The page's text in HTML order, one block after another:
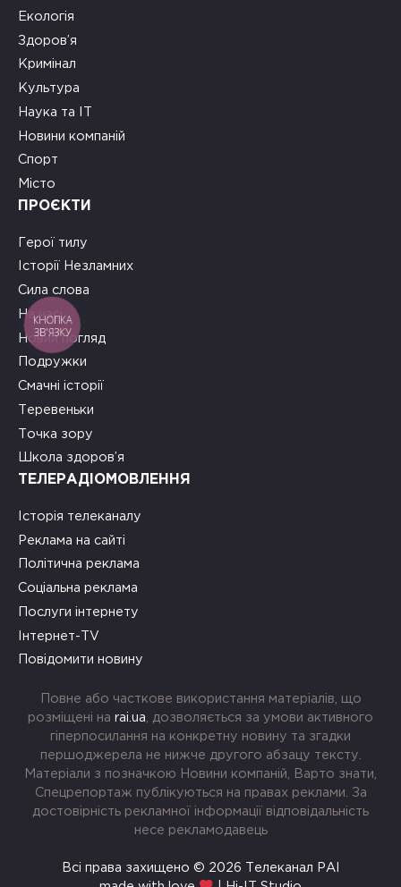
Екологія
Здоров’я
Кримінал
Культура
Наука та ІТ
Новини компаній
Спорт
Місто
ПРОЄКТИ
Герої тилу
Історії Незламних
Сила слова
На часі
Новий погляд
Подружки
Смачні історії
Теревеньки
Точка зору
Школа здоров’я
ТЕЛЕРАДІОМОВЛЕННЯ
Історія телеканалу
Реклама на сайті
Політична реклама
Соціальна реклама
Послуги інтернету
Інтернет-TV
Повідомити новину
Повне або часткове використання матеріалів, що
розміщені на rai.ua , дозволяється за умови активного
гіперпосилання на конкретну новину та згадки
першоджерела не нижче другого абзацу тексту.
Матеріали з позначкою Новини компаній, Варто знати,
Спецрепортаж публікуються на правах реклами. За
достовірність рекламної інформації відповідальність
несе рекламодавець
Всі права захищено © 2026 Телеканал РАІ
КНОПКА
ЗВ'ЯЗКУ